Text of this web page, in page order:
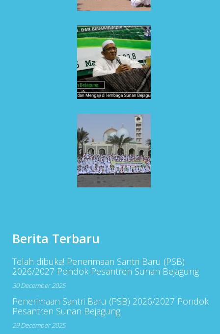
Berita Terbaru
Telah dibuka! Penerimaan Santri Baru (PSB)
2026/2027 Pondok Pesantren Sunan Bejagung
30 December 2025
Penerimaan Santri Baru (PSB) 2026/2027 Pondok
Pesantren Sunan Bejagung
29 December 2025